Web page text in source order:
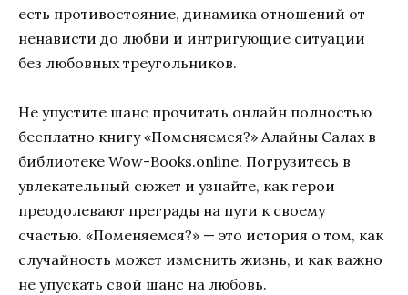
есть противостояние, динамика отношений от
ненависти до любви и интригующие ситуации
без любовных треугольников.
Не упустите шанс прочитать онлайн полностью
бесплатно книгу «Поменяемся?» Алайны Салах в
библиотеке Wow-Books.online. Погрузитесь в
увлекательный сюжет и узнайте, как герои
преодолевают преграды на пути к своему
счастью. «Поменяемся?» — это история о том, как
случайность может изменить жизнь, и как важно
не упускать свой шанс на любовь.